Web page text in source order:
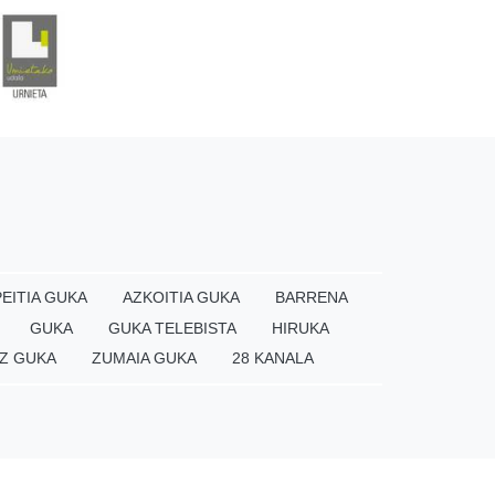
GUKA AZKOITIA GUKA
BARRENA
GUKA GUKA TELEBISTA
HIRUKA
GUKA ZUMAIA GUKA 28 KANALA